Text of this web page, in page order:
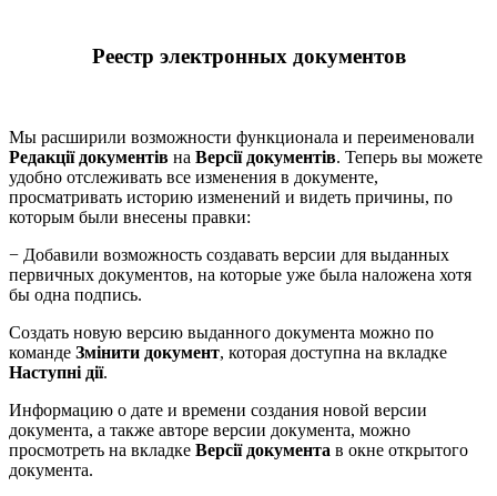
Реестр электронных документов
Мы расширили возможности функционала и переименовали
Редакції документів на Версії документів. Теперь вы можете
удобно отслеживать все изменения в документе,
просматривать историю изменений и видеть причины, по
которым были внесены правки:
− Добавили возможность создавать версии для выданных
первичных документов, на которые уже была наложена хотя
бы одна подпись.
Создать новую версию выданного документа можно по
команде Змінити документ, которая доступна на вкладке
Наступні дії.
Информацию о дате и времени создания новой версии
документа, а также авторе версии документа, можно
просмотреть на вкладке Версії документа в окне открытого
документа.